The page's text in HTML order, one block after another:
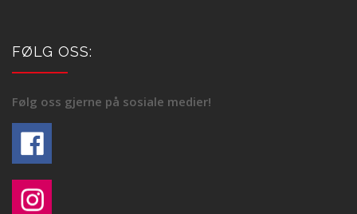
FØLG OSS:
Følg oss gjerne på sosiale medier!